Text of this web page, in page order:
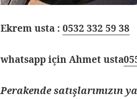
Ekrem usta :0532 332 59 38
whatsapp için Ahmet usta
Perakende satışlarımızın